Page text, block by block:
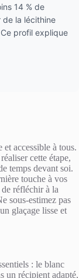
14 % de
de la lécithine
profil explique
accessible à tous.
cette étape,
temps devant soi.
touche à vos
réfléchir à la
sous-estimez pas
glaçage lisse et
: le blanc
un récipient adapté,